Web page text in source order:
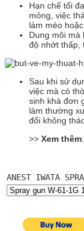
Hạn chế tối
mỏng, việc
làm méo
Dung môi mà
độ nhớt thấp,
Sau khi sử
việc mà có
sinh khá đơn
làm thường
đối không
>> Xem thêm:
ANEST IWATA